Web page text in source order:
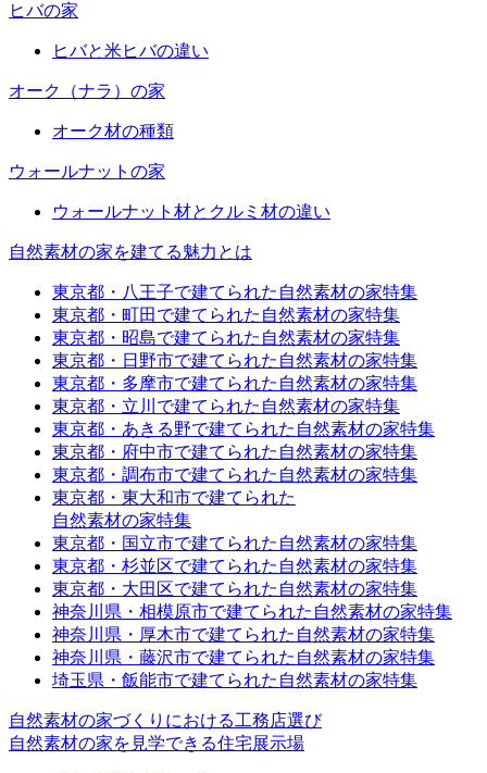
ヒバの家
ヒバと米ヒバの違い
オーク（ナラ）の家
オーク材の種類
ウォールナットの家
ウォールナット材とクルミ材の違い
自然素材の家を建てる魅力とは
東京都・八王子で建てられた自然素材の家特集
東京都・町田で建てられた自然素材の家特集
東京都・昭島で建てられた自然素材の家特集
東京都・日野市で建てられた自然素材の家特集
東京都・多摩市で建てられた自然素材の家特集
東京都・立川で建てられた自然素材の家特集
東京都・あきる野で建てられた自然素材の家特集
東京都・府中市で建てられた自然素材の家特集
東京都・調布市で建てられた自然素材の家特集
東京都・東大和市で建てられた
自然素材の家特集
東京都・国立市で建てられた自然素材の家特集
東京都・杉並区で建てられた自然素材の家特集
東京都・大田区で建てられた自然素材の家特集
神奈川県・相模原市で建てられた自然素材の家特集
神奈川県・厚木市で建てられた自然素材の家特集
神奈川県・藤沢市で建てられた自然素材の家特集
埼玉県・飯能市で建てられた自然素材の家特集
自然素材の家づくりにおける工務店選び
自然素材の家を見学できる住宅展示場